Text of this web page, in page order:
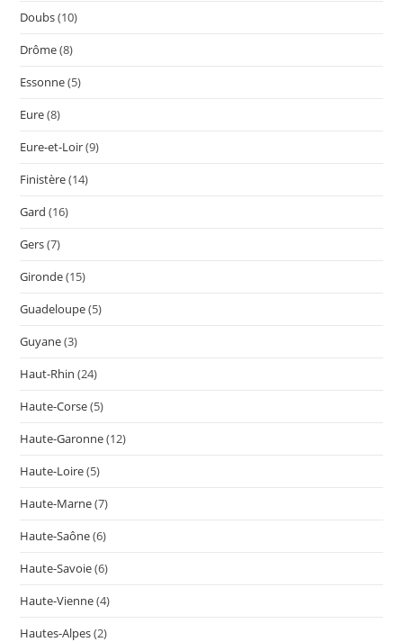
Doubs(10)
Drôme(8)
Essonne(5)
Eure(8)
Eure-et-Loir(9)
Finistère(14)
Gard (16)
Gers(7)
Gironde(15)
Guadeloupe(5)
Guyane(3)
Haut-Rhin (24)
Haute-Corse(5)
Haute-Garonne(12)
Haute-Loire(5)
Haute-Marne(7)
Haute-Saône(6)
Haute-Savoie(6)
Haute-Vienne(4)
Hautes-Alpes(2)